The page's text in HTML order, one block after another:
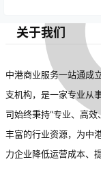
关于我们
中港商业服务一站通成
支机构，是一家专业从
司始终秉持“专业、高
丰富的行业资源，为中
力企业降低运营成本、